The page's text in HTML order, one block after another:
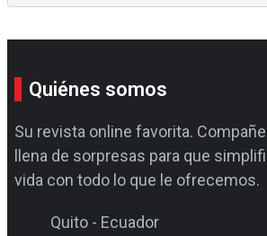
Quiénes somos
Su revista online favorita.
llena de sorpresas para que
vida con todo lo que le ofrecemos.
Quito - Ecuador